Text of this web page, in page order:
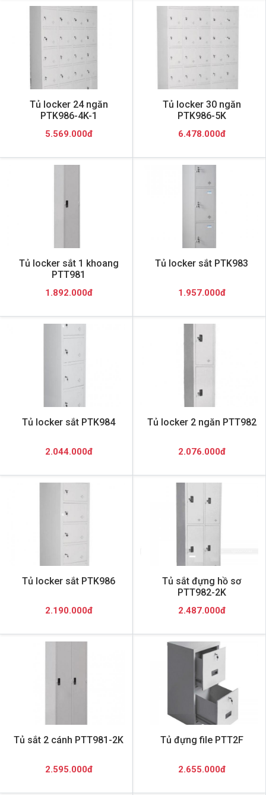
Tủ locker 24 ngăn
PTK986-4K-1
5.569.000đ
Tủ locker 30 ngăn
PTK986-5K
6.478.000đ
Tủ locker sắt 1 khoang
PTT981
1.892.000đ
Tủ locker sắt PTK983
1.957.000đ
Tủ locker sắt PTK984
2.044.000đ
Tủ locker 2 ngăn PTT982
2.076.000đ
Tủ locker sắt PTK986
2.190.000đ
Tủ sắt đựng hồ sơ
PTT982-2K
2.487.000đ
Tủ sắt 2 cánh PTT981-2K
2.595.000đ
Tủ đựng file PTT2F
2.655.000đ